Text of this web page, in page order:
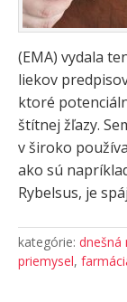
(EMA) vydala
liekov
ktoré
štítnej žľazy.
v široko
ako sú
Rybelsus, je
kategórie: dnešná
priemysel,